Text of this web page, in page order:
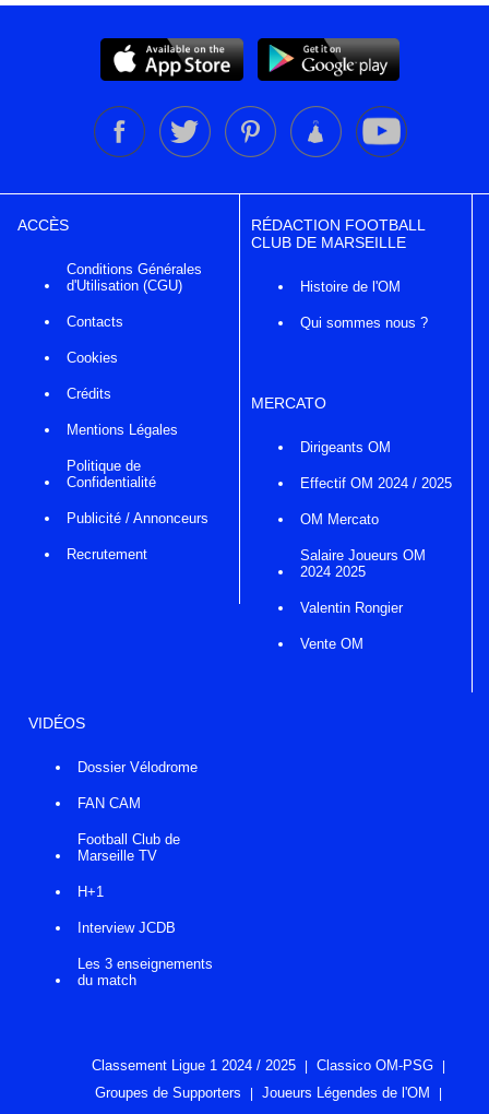
ACCÈS
Conditions Générales
d'Utilisation (CGU)
Contacts
Cookies
Crédits
Mentions Légales
Politique de
Confidentialité
Publicité / Annonceurs
Recrutement
RÉDACTION FOOTBALL
CLUB DE MARSEILLE
Histoire de l'OM
Qui sommes nous ?
MERCATO
Dirigeants OM
Effectif OM 2024 / 2025
OM Mercato
Salaire Joueurs OM
2024 2025
Valentin Rongier
Vente OM
VIDÉOS
Dossier Vélodrome
FAN CAM
Football Club de
Marseille TV
H+1
Interview JCDB
Les 3 enseignements
du match
Classement Ligue 1 2024 / 2025
Classico OM-PSG
Groupes de Supporters
Joueurs Légendes de l'OM